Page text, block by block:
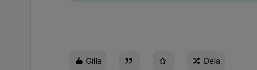
Gilla Dela